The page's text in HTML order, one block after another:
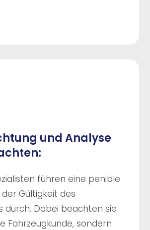
und Analyse
führen eine penible
Gültigkeit des
durch. Dabei beachten sie
Fahrzeugkunde, sondern